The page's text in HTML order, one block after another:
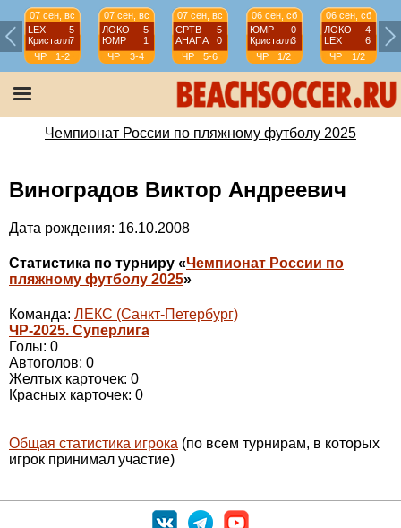
07 сен, вс
LEX
5
Кристалл7
ЧР
1-2
07 сен, вс
ЛОКО
5
ЮМР
1
ЧР
3-4
07 сен, вс
СРТВ
5
АНАПА
0
ЧР
5-6
06 сен, сб
ЮМР
0
Кристалл3
ЧР
1/2
06 сен, сб
ЛОКО
4
LEX
6
ЧР
1/2
Чемпионат России по пляжному футболу 2025
Виноградов Виктор Андреевич
Дата рождения: 16.10.2008
Статистика по турниру «Чемпионат России по
пляжному футболу 2025»
Команда: ЛЕКС (Санкт-Петербург)
ЧР-2025. Суперлига
Голы: 0
Автоголов: 0
Желтых карточек: 0
Красных карточек: 0
Общая статистика игрока (по всем турнирам, в которых
игрок принимал участие)